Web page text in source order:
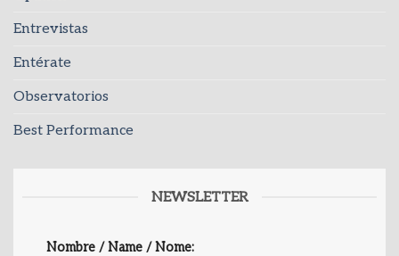
Entrevistas
Entérate
Observatorios
Best Performance
NEWSLETTER
Nombre / Name / Nome: